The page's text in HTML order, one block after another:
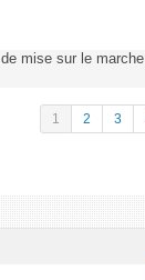
mise sur le
1 2 3